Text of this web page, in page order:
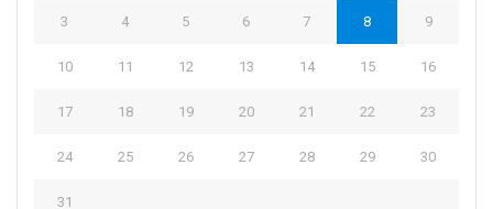
3 4 5 6 7 8 9
10 11 12 13 14 15 16
17 18 19 20 21 22 23
24 25 26 27 28 29 30
31